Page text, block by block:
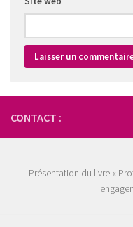
CONTACT :
Présentation du livre «